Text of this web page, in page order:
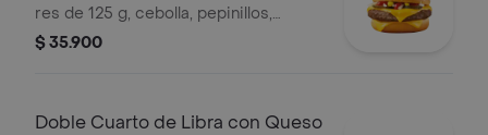
res de 125 g, cebolla, pepinillos,
queso cheddar cremoso, salsa de
$ 35.900
Doble Cuarto de Libra con Queso